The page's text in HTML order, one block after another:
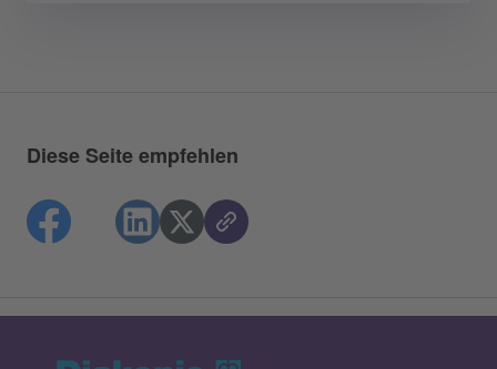
Diese Seite empfehlen